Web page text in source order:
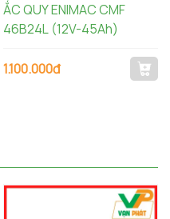
ẮC QUY ENIMAC CMF
46B24L (12V-45Ah)
1.100.000đ